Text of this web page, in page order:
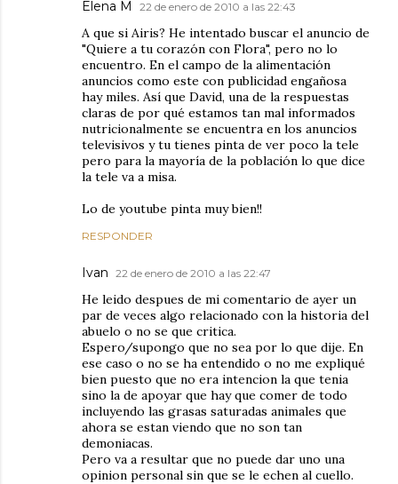
Elena M 22 de enero de 2010 a las 22:43
A que si Airis? He intentado buscar el anuncio de
"Quiere a tu corazón con Flora", pero no lo
encuentro. En el campo de la alimentación
anuncios como este con publicidad engañosa
hay miles. Así que David, una de la respuestas
claras de por qué estamos tan mal informados
nutricionalmente se encuentra en los anuncios
televisivos y tu tienes pinta de ver poco la tele
pero para la mayoría de la población lo que dice
la tele va a misa.
Lo de youtube pinta muy bien!!
RESPONDER
Ivan 22 de enero de 2010 a las 22:47
He leido despues de mi comentario de ayer un
par de veces algo relacionado con la historia del
abuelo o no se que critica.
Espero/supongo que no sea por lo que dije. En
ese caso o no se ha entendido o no me expliqué
bien puesto que no era intencion la que tenia
sino la de apoyar que hay que comer de todo
incluyendo las grasas saturadas animales que
ahora se estan viendo que no son tan
demoniacas.
Pero va a resultar que no puede dar uno una
opinion personal sin que se le echen al cuello.